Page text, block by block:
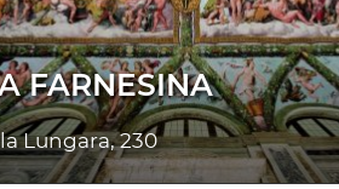
FARNESINA
Lungara, 230